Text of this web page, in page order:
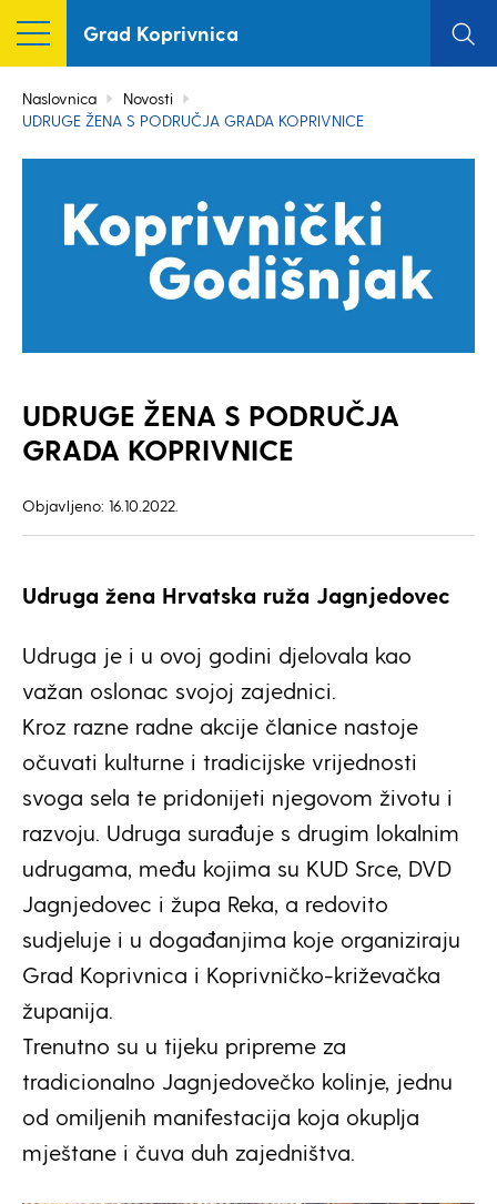
Grad Koprivnica
Naslovnica
Novosti
UDRUGE ŽENA S PODRUČJA GRADA KOPRIVNICE
UDRUGE ŽENA S PODRUČJA
GRADA KOPRIVNICE
Objavljeno: 16.10.2022.
Udruga žena Hrvatska ruža Jagnjedovec
Udruga je i u ovoj godini djelovala kao
važan oslonac svojoj zajednici.
Kroz razne radne akcije članice nastoje
očuvati kulturne i tradicijske vrijednosti
svoga sela te pridonijeti njegovom životu i
razvoju. Udruga surađuje s drugim lokalnim
udrugama, među kojima su KUD Srce, DVD
Jagnjedovec i župa Reka, a redovito
sudjeluje i u događanjima koje organiziraju
Grad Koprivnica i Koprivničko-križevačka
županija.
Trenutno su u tijeku pripreme za
tradicionalno Jagnjedovečko kolinje, jednu
od omiljenih manifestacija koja okuplja
mještane i čuva duh zajedništva.